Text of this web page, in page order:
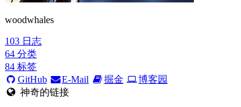
woodwhales
103 日志
64 分类
84 标签
GitHub
E-Mail 掘金
博客园
神奇的链接